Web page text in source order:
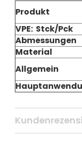
Produkt
VPE: Stck/Pck
Abmessungen
Material
Allgemein